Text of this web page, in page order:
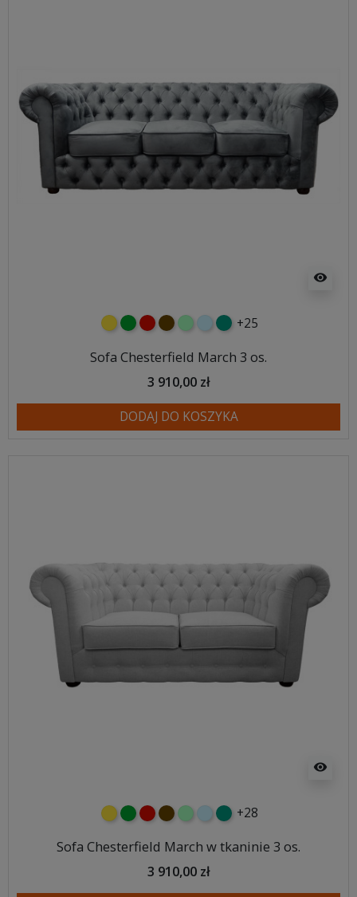
visibility
żółtyzielonyczerwony
czekoladowy
miętowybłękitny
turkusowy
+25
Sofa Chesterfield March 3 os.
3 910,00 zł
DODAJ DO KOSZYKA
visibility
żółtyzielonyczerwony
czekoladowy
miętowybłękitny
turkusowy
+28
Sofa Chesterfield March w tkaninie 3 os.
3 910,00 zł